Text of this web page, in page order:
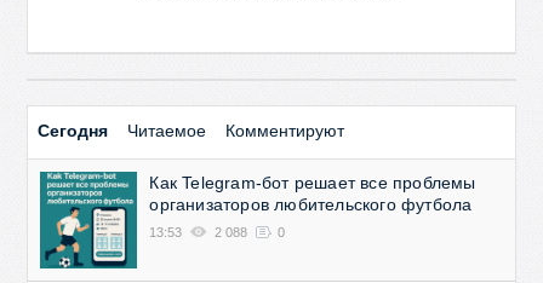
Сегодня Читаемое Комментируют
Как Telegram-бот решает все проблемы
организаторов любительского футбола
13:53 2 088 0